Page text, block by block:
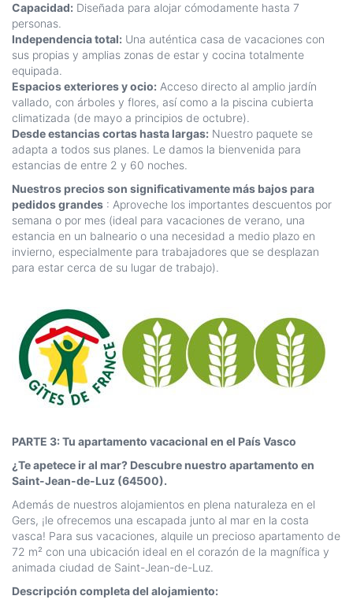
Capacidad: Diseñada para alojar cómodamente hasta 7
personas.
Independencia total: Una auténtica casa de vacaciones con
sus propias y amplias zonas de estar y cocina totalmente
equipada.
Espacios exteriores y ocio: Acceso directo al amplio jardín
vallado, con árboles y flores, así como a la piscina cubierta
climatizada (de mayo a principios de octubre).
Desde estancias cortas hasta largas: Nuestro paquete se
adapta a todos sus planes. Le damos la bienvenida para
estancias de entre 2 y 60 noches.
Nuestros precios son significativamente más bajos para
pedidos grandes : Aproveche los importantes descuentos por
semana o por mes (ideal para vacaciones de verano, una
estancia en un balneario o una necesidad a medio plazo en
invierno, especialmente para trabajadores que se desplazan
para estar cerca de su lugar de trabajo).
PARTE 3: Tu apartamento vacacional en el País Vasco
¿Te apetece ir al mar? Descubre nuestro apartamento en
Saint-Jean-de-Luz (64500).
Además de nuestros alojamientos en plena naturaleza en el
Gers, ¡le ofrecemos una escapada junto al mar en la costa
vasca! Para sus vacaciones, alquile un precioso apartamento de
72 m² con una ubicación ideal en el corazón de la magnífica y
animada ciudad de Saint-Jean-de-Luz.
Descripción completa del alojamiento: